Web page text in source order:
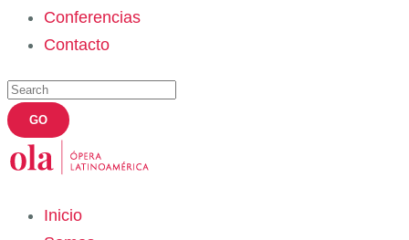
Conferencias
Contacto
Inicio